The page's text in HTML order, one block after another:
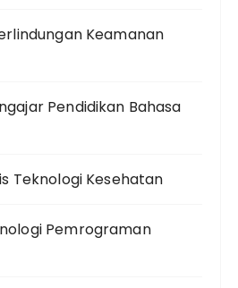
Keamanan
Pendidikan Bahasa
Teknologi Kesehatan
Pemrograman